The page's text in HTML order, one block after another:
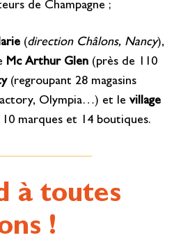
de Champagne ;
(direction Châlons, Nancy),
Mc Arthur Glen (près de 110
(regroupant 28 magasins
Olympia…) et le village
marques et 14 boutiques.
à toutes
!